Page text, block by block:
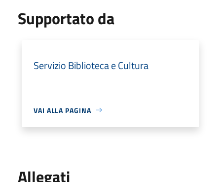
Supportato da
Servizio Biblioteca e Cultura
VAI ALLA PAGINA
Allegati